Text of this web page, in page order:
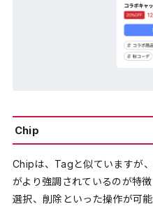
Chip
Chipは、Tagと似ていますが
がより強調されているのが特
選択、削除といった操作が可